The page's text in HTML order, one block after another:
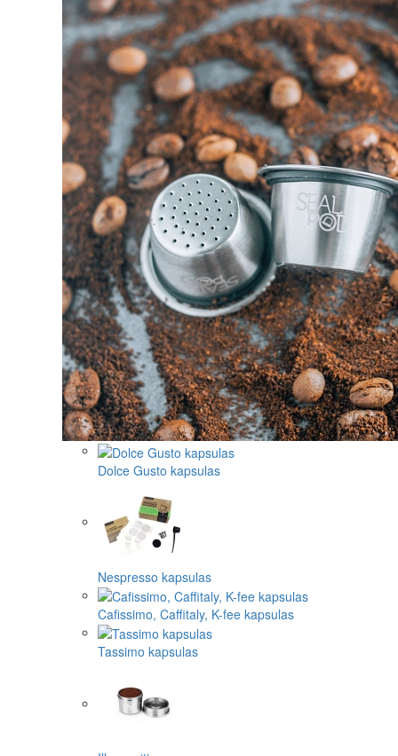
Dolce Gusto kapsulas
Nespresso kapsulas
Cafissimo, Caffitaly, K-fee kapsulas
Tassimo kapsulas